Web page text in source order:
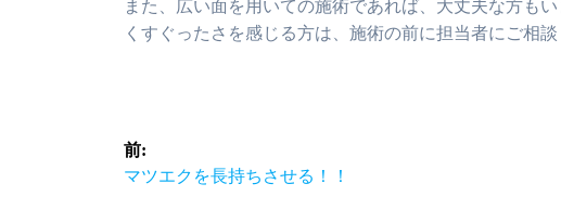
また、広い面を用いての施術であれば、大丈夫な方もい
くすぐったさを感じる方は、施術の前に担当者にご相
投
稿
前:
前
マツエクを長持ちさせる！！